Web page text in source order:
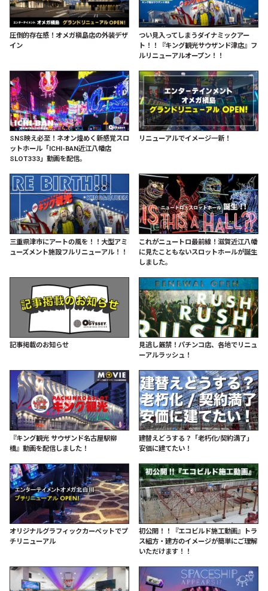
圧倒的存在感！オメガ槇島店の外装デザ
イン
つい見入ってしまうダイナミックアー
ト！！『キング観光サウザンド津店』フ
ルリニューアルオープン！！
SNS映え必至！ネオン煌めく新感覚スロ
ットホール「ICHI-BAN近江八幡店
SLOT333」動画を配信。
リニューアルでイメージ一新！
三重県津市にアートの風を！！大型アミ
ューズメント施設フルリニューアル！！
これがニュートロ最前線！滋賀近江八幡
に見たこともないスロットホールが誕生
しました。
記事掲載のお知らせ
見逃し厳禁！パチンコ店、各地でリニュ
ーアルラッシュ！
『キング観光 サウザンド名古屋駅柳
橋』動画を配信しました！
建替えどうする？「老朽化/契約満了」
安価に建てたい！
オリジナルグラフィックカーペットでプ
チリニューアル
初公開！！『エコビルド施工動画』トラ
ス組方・建方のイメージが簡単にご理解
いただけます！！